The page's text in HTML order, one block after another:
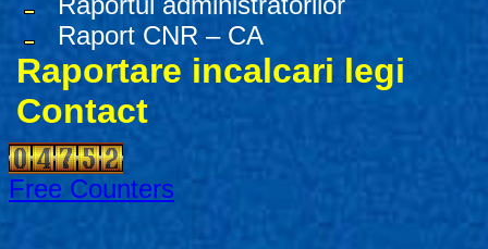
Raport CNR – CA
Raportare incalcari legi
Contact
Free Counters